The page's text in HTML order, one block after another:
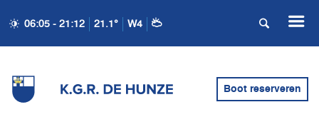
06:05 - 21:12 21.1° W4
Boot reserveren
INTROCURSUS (18 EN